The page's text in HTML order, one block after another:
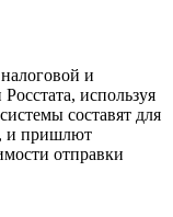
и
используя
составят для
и пришлют
отправки